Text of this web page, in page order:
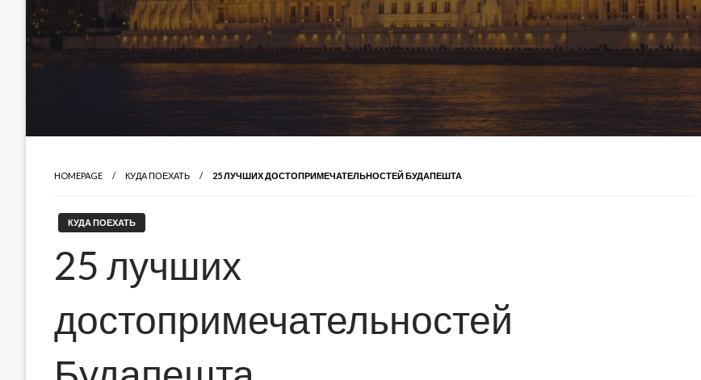
HOMEPAGE КУДА ПОЕХАТЬ 25 ЛУЧШИХ ДОСТОПРИМЕЧАТЕЛЬНОСТЕЙ БУДАПЕШТА
КУДА ПОЕХАТЬ
25 лучших
достопримечательностей